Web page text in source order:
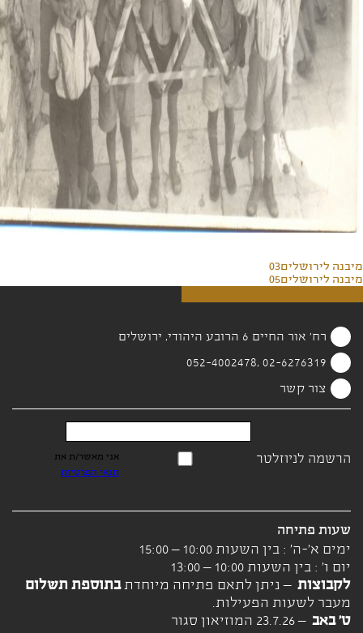
מיבנה לירושלים03
מיבנה לירושלים05
רח' אור החיים 6 הרובע היהודי, ירושלים
02-6276319 ,052-4002478
צור קשר
הרשמה לניוזלטר
אני מאשר/ת את
תנאי הפרטיות
שעות פתיחה
ימים א'-ה' : בין השעות 10:00 – 15:00
יום ו' : בין השעות 10:00 – 13:00
לקבוצות – ניתן לתאם פתיחה מיוחדתבתוספת תשלום
מעבר לשעות הפעילות.
ט' באב– 23.7.26 המוזיאון סגור